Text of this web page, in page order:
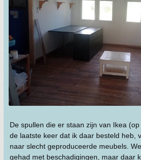
De spullen die er staan zijn van Ikea
de laatste keer dat ik daar besteld heb,
naar slecht geproduceerde meubels.
gehad met beschadigingen, maar daar